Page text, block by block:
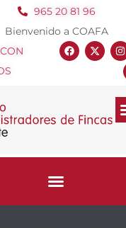
965 20 81 96
Bienvenido a COAFA